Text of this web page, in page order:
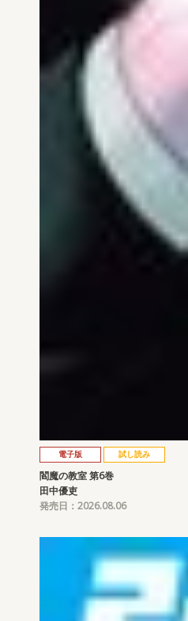
電子版 試し読み
閻魔の教室 第6巻
田中優吏
発売日：2026.08.06